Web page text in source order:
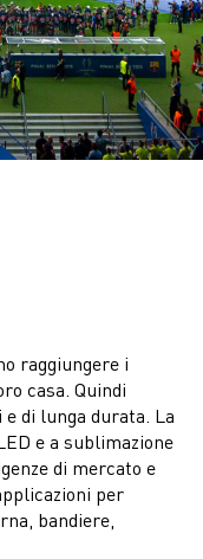
raggiungere i
casa. Quindi
di lunga durata. La
e a sublimazione
di mercato e
per
bandiere,